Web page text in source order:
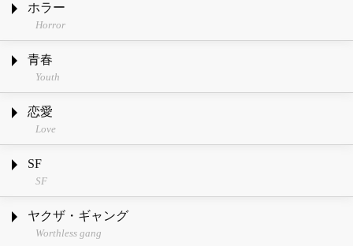
ホラー
Horror
青春
Youth
恋愛
Love
SF
SF
ヤクザ・ギャング
Worthless gang